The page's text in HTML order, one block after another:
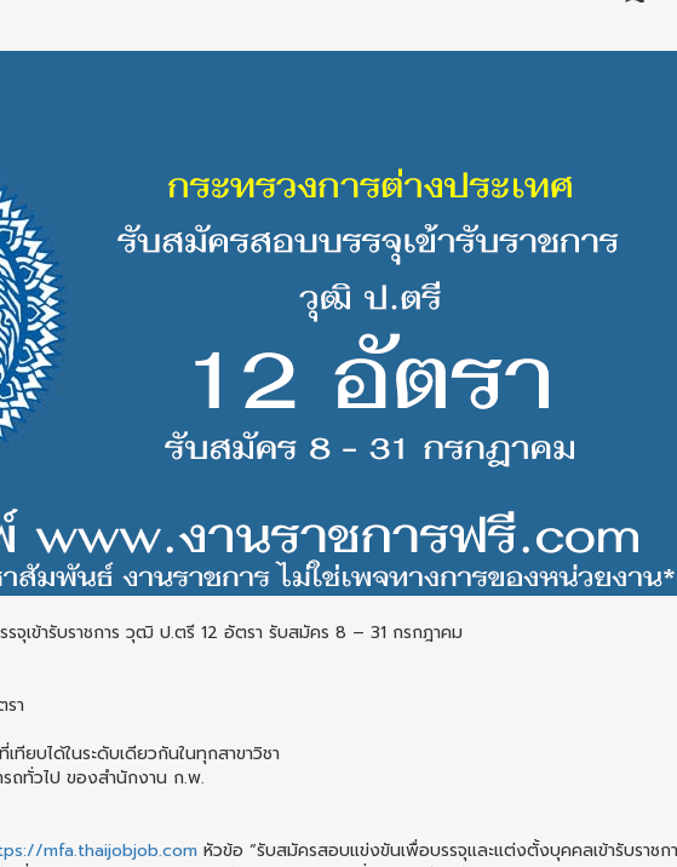
จุเข้ารับราชการ วุฒิ ป.ตรี 12 อัตรา รับสมัคร 8 – 31 กรกฎาคม
รา
บได้ในระดับเดียวกันในทุกสาขาวิชา
ถทั่วไป ของสำนักงาน ก.พ.
mfa.thaijobjob.com หัวข้อ “รับสมัครสอบแข่งขันเพื่อบรรจุและแต่งตั้งบุคคลเข้ารับราชก